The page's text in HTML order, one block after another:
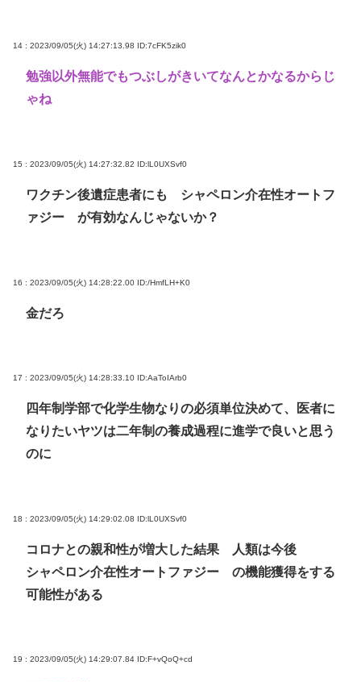
14 : 2023/09/05(火) 14:27:13.98 ID:7cFK5zik0
勉強以外無能でもつぶしがきいてなんとかなるからじ
ゃね
15 : 2023/09/05(火) 14:27:32.82 ID:lL0UXSvf0
ワクチン後遺症患者にも シャペロン介在性オートフ
ァジー が有効なんじゃないか？
16 : 2023/09/05(火) 14:28:22.00 ID:/HmfLH+K0
金だろ
17 : 2023/09/05(火) 14:28:33.10 ID:AaToIArb0
四年制学部で化学生物なりの必須単位決めて、医者に
なりたいヤツは二年制の養成過程に進学で良いと思う
のに
18 : 2023/09/05(火) 14:29:02.08 ID:lL0UXSvf0
コロナとの親和性が増大した結果 人類は今後
シャペロン介在性オートファジー の機能獲得をする
可能性がある
19 : 2023/09/05(火) 14:29:07.84 ID:F+vQoQ+cd